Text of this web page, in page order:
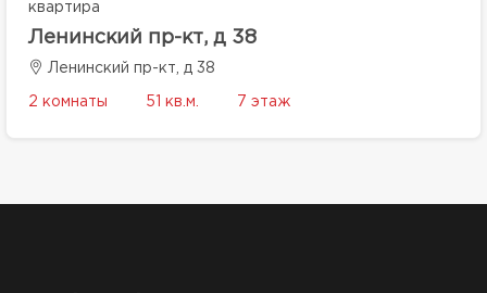
квартира
Ленинский пр-кт, д 38
Ленинский пр-кт, д 38
2 комнаты 51 кв.м. 7 этаж